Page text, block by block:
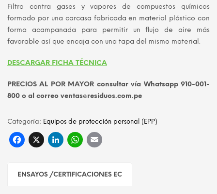
Filtro contra gases y vapores de compuestos químicos
formado por una carcasa fabricada en material plástico con
forma acampanada para permitir un flujo de aire más
favorable así que encaja con una tapa del mismo material.
DESCARGAR FICHA TÉCNICA
PRECIOS AL POR MAYOR consultar vía Whatsapp 910-001-
800 o al correo ventas@residuos.com.pe
Categoría: Equipos de protección personal (EPP)
Facebook
X LinkedIn
WhatsApp
ENSAYOS /CERTIFICACIONES EC